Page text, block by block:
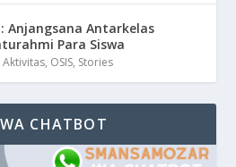
Anjangsana Antarkelas
Para Siswa
Aktivitas, OSIS, Stories
CHATBOT